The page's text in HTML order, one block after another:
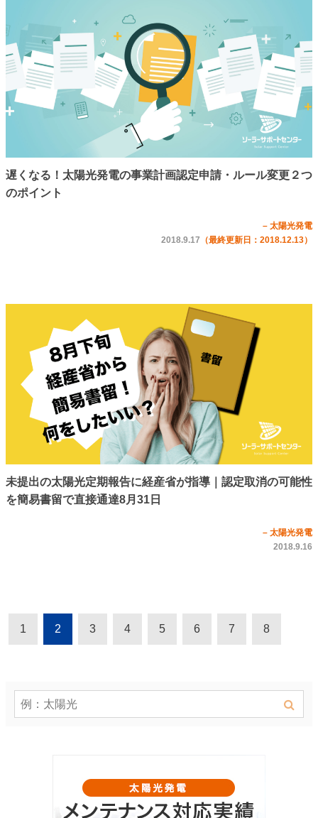
遅くなる！太陽光発電の事業計画認定申請・ルール変更２つ
のポイント
– 太陽光発電
2018.9.17 （最終更新日：2018.12.13）
未提出の太陽光定期報告に経産省が指導｜認定取消の可能性
を簡易書留で直接通達8月31日
– 太陽光発電
2018.9.16
1 2 3 4 5 6 7 8